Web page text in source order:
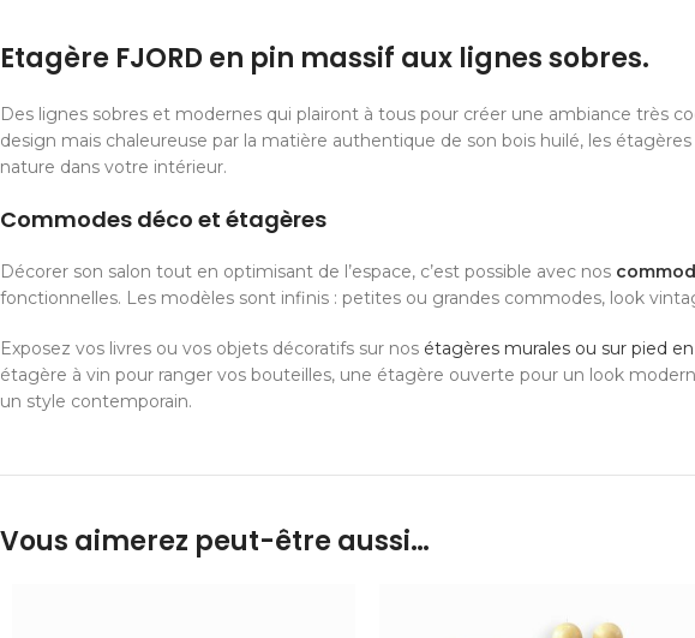
Etagère FJORD en pin massif aux lignes sobres.
Des lignes sobres et modernes qui plairont à tous pour créer une ambiance très
design mais chaleureuse par la matière authentique de son bois huilé, les
nature dans votre intérieur.
Commodes déco et étagères
Décorer son salon tout en optimisant de l’espace, c’est possible avec nos
fonctionnelles. Les modèles sont infinis : petites ou grandes commodes, look
Exposez vos livres ou vos objets décoratifs sur nos étagères murales ou sur pied
étagère à vin pour ranger vos bouteilles, une étagère ouverte pour un look
un style contemporain.
Vous aimerez peut-être aussi…